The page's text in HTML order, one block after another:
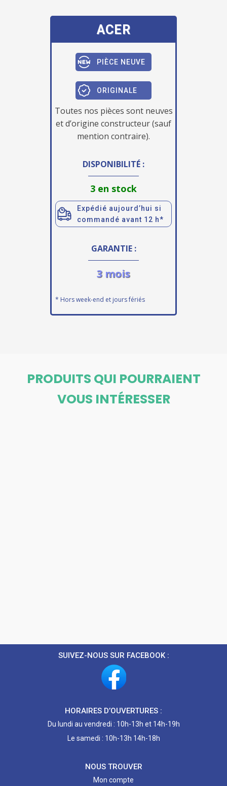
ACER
PIÈCE NEUVE
ORIGINALE
Toutes nos pièces sont neuves
et d’origine constructeur (sauf
mention contraire).
DISPONIBILITÉ :
3 en stock
Expédié aujourd’hui si
commandé avant 12 h*
GARANTIE :
3 mois
* Hors week-end et jours fériés
PRODUITS QUI POURRAIENT
VOUS INTÉRESSER
SUIVEZ-NOUS SUR FACEBOOK :
HORAIRES D’OUVERTURES :
Du lundi au vendredi : 10h-13h et 14h-19h
Le samedi : 10h-13h 14h-18h
NOUS TROUVER
Mon compte